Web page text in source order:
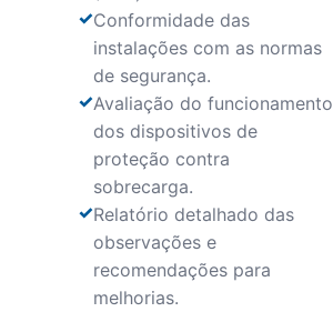
Conformidade das
instalações com as normas
de segurança.
Avaliação do funcionamento
dos dispositivos de
proteção contra
sobrecarga.
Relatório detalhado das
observações e
recomendações para
melhorias.